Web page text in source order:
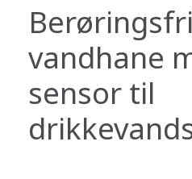
Berøringsfri
vandhane
sensor til